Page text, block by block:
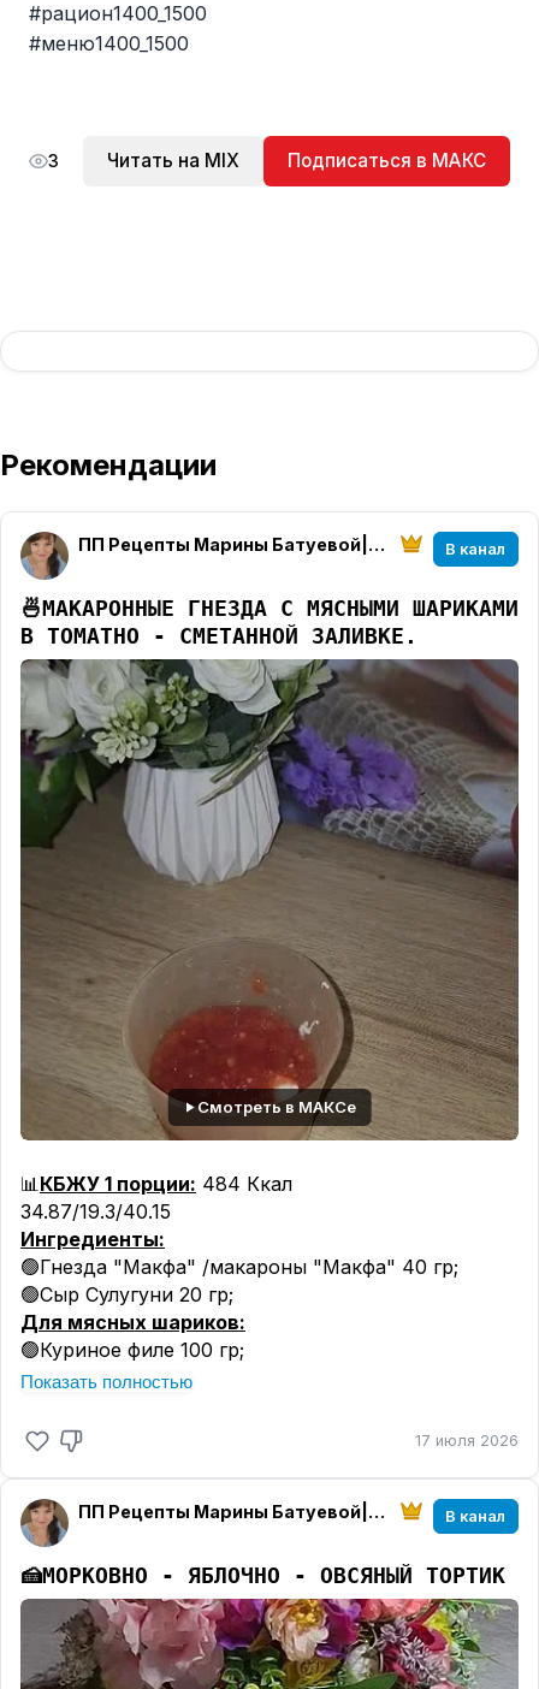
#рацион1400_1500
#меню1400_1500
3 Читать на MIX Подписаться в МАКС
Рекомендации
ПП Рецепты Марины Батуевой|Деревня|Многодетность В канал
🍜МАКАРОННЫЕ ГНЕЗДА С МЯСНЫМИ ШАРИКАМИ
В ТОМАТНО - СМЕТАННОЙ ЗАЛИВКЕ.
Смотреть в МАКСе
📊КБЖУ 1 порции: 484 Ккал
34.87/19.3/40.15
Ингредиенты:
🟢Гнезда "Макфа" /макароны "Макфа" 40 гр;
🟢Сыр Сулугуни 20 гр;
Для мясных шариков:
🟢Куриное филе 100 гр;
🟢Репчатый лук 50 гр;
🟢Приправа для мяса по вкусу;
Для соуса:
🟢Сметана 15% 50 гр;
🟢Томатная паста 1 ч. л;
Для салата:
🟢Огурцы 75 гр;
🟢Помидоры 75 гр;
🟢Растительное масло 1 ч. л;
Показать полностью
17 июля 2026
ПП Рецепты Марины Батуевой|Деревня|Многодетность В канал
🍰МОРКОВНО - ЯБЛОЧНО - ОВСЯНЫЙ ТОРТИК